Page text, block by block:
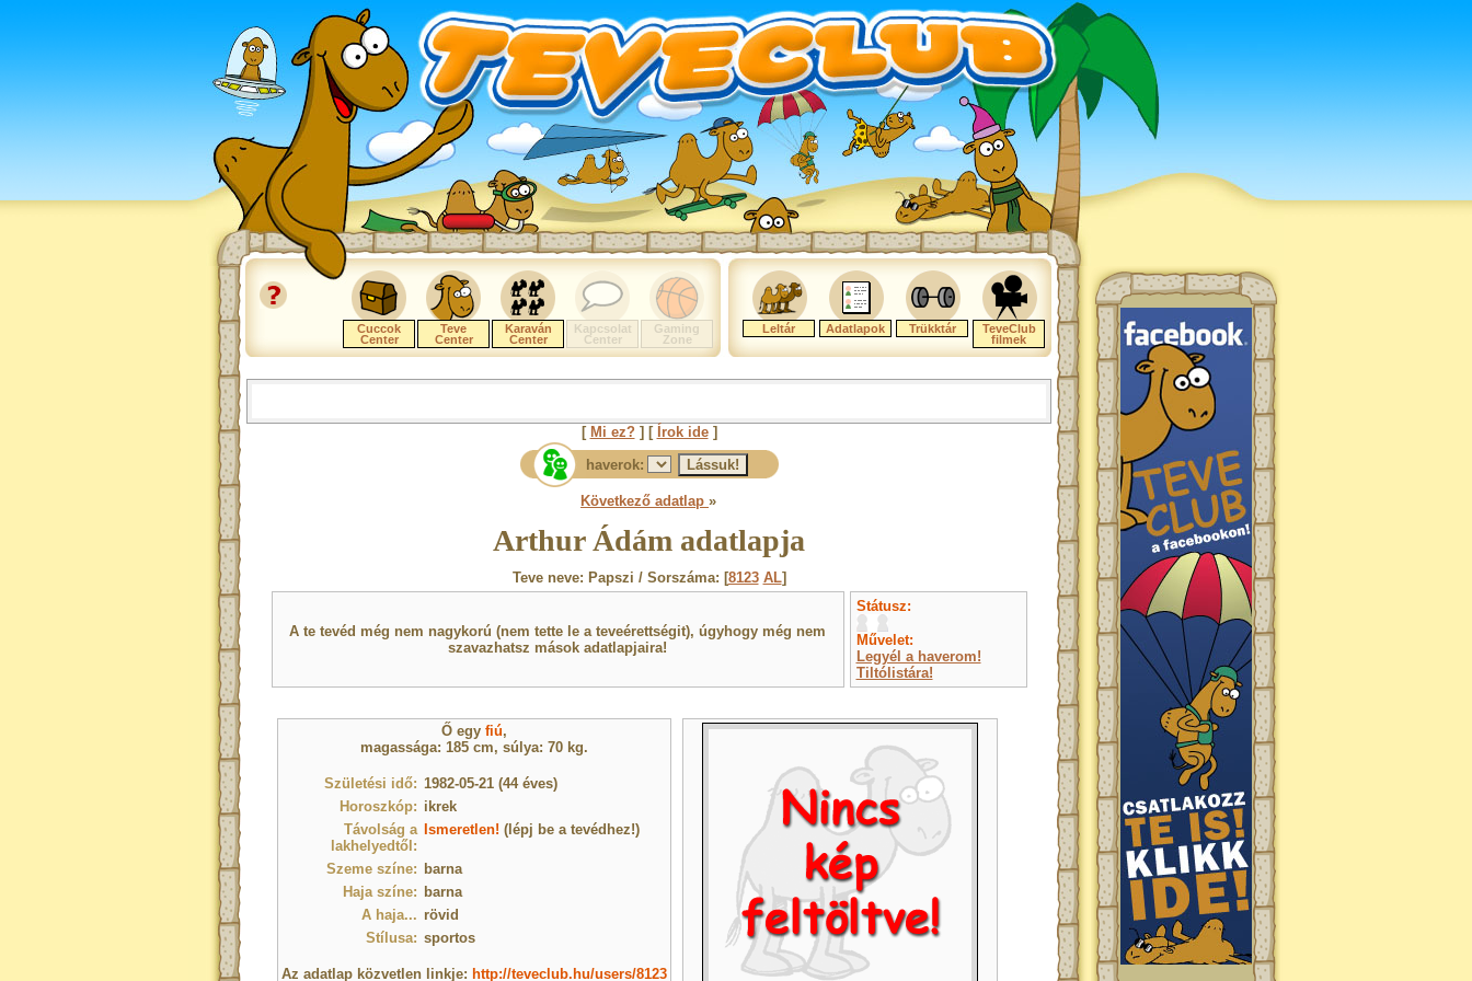
Cuccok
Center
Teve
Center
Karaván
Center
Kapcsolat
Center
Gaming
Zone
Leltár Adatlapok Trükktár
TeveClub
filmek
[ Mi ez?] [ Írok ide]
haverok:
Következő adatlap »
Arthur Ádám adatlapja
Teve neve: Papszi / Sorszáma: [8123 AL]
A te tevéd még nem nagykorú (nem tette le a teveérettségit), úgyhogy még nem
szavazhatsz mások adatlapjaira!
Státusz:
Művelet:
Legyél a haverom!
Tiltólistára!
Ő egy fiú,
magassága: 185 cm, súlya: 70 kg.
Születési idő: 1982-05-21 (44 éves)
Horoszkóp: ikrek
Távolság a
lakhelyedtől:
Ismeretlen! (lépj be a tevédhez!)
Szeme színe: barna
Haja színe: barna
A haja... rövid
Stílusa: sportos
Az adatlap közvetlen linkje: http://teveclub.hu/users/8123